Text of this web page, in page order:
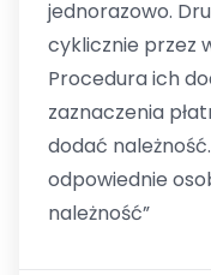
jednorazowo.
cyklicznie przez
Procedura ich
zaznaczenia
dodać
odpowiednie
należność”